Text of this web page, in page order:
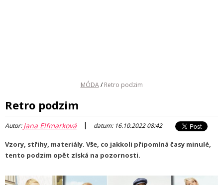
MÓDA / Retro podzim
Retro podzim
Autor:Jana Elfmarková | datum: 16.10.2022 08:42
Vzory, střihy, materiály. Vše, co jakkoli připomíná časy minulé,
tento podzim opět získá na pozornosti.